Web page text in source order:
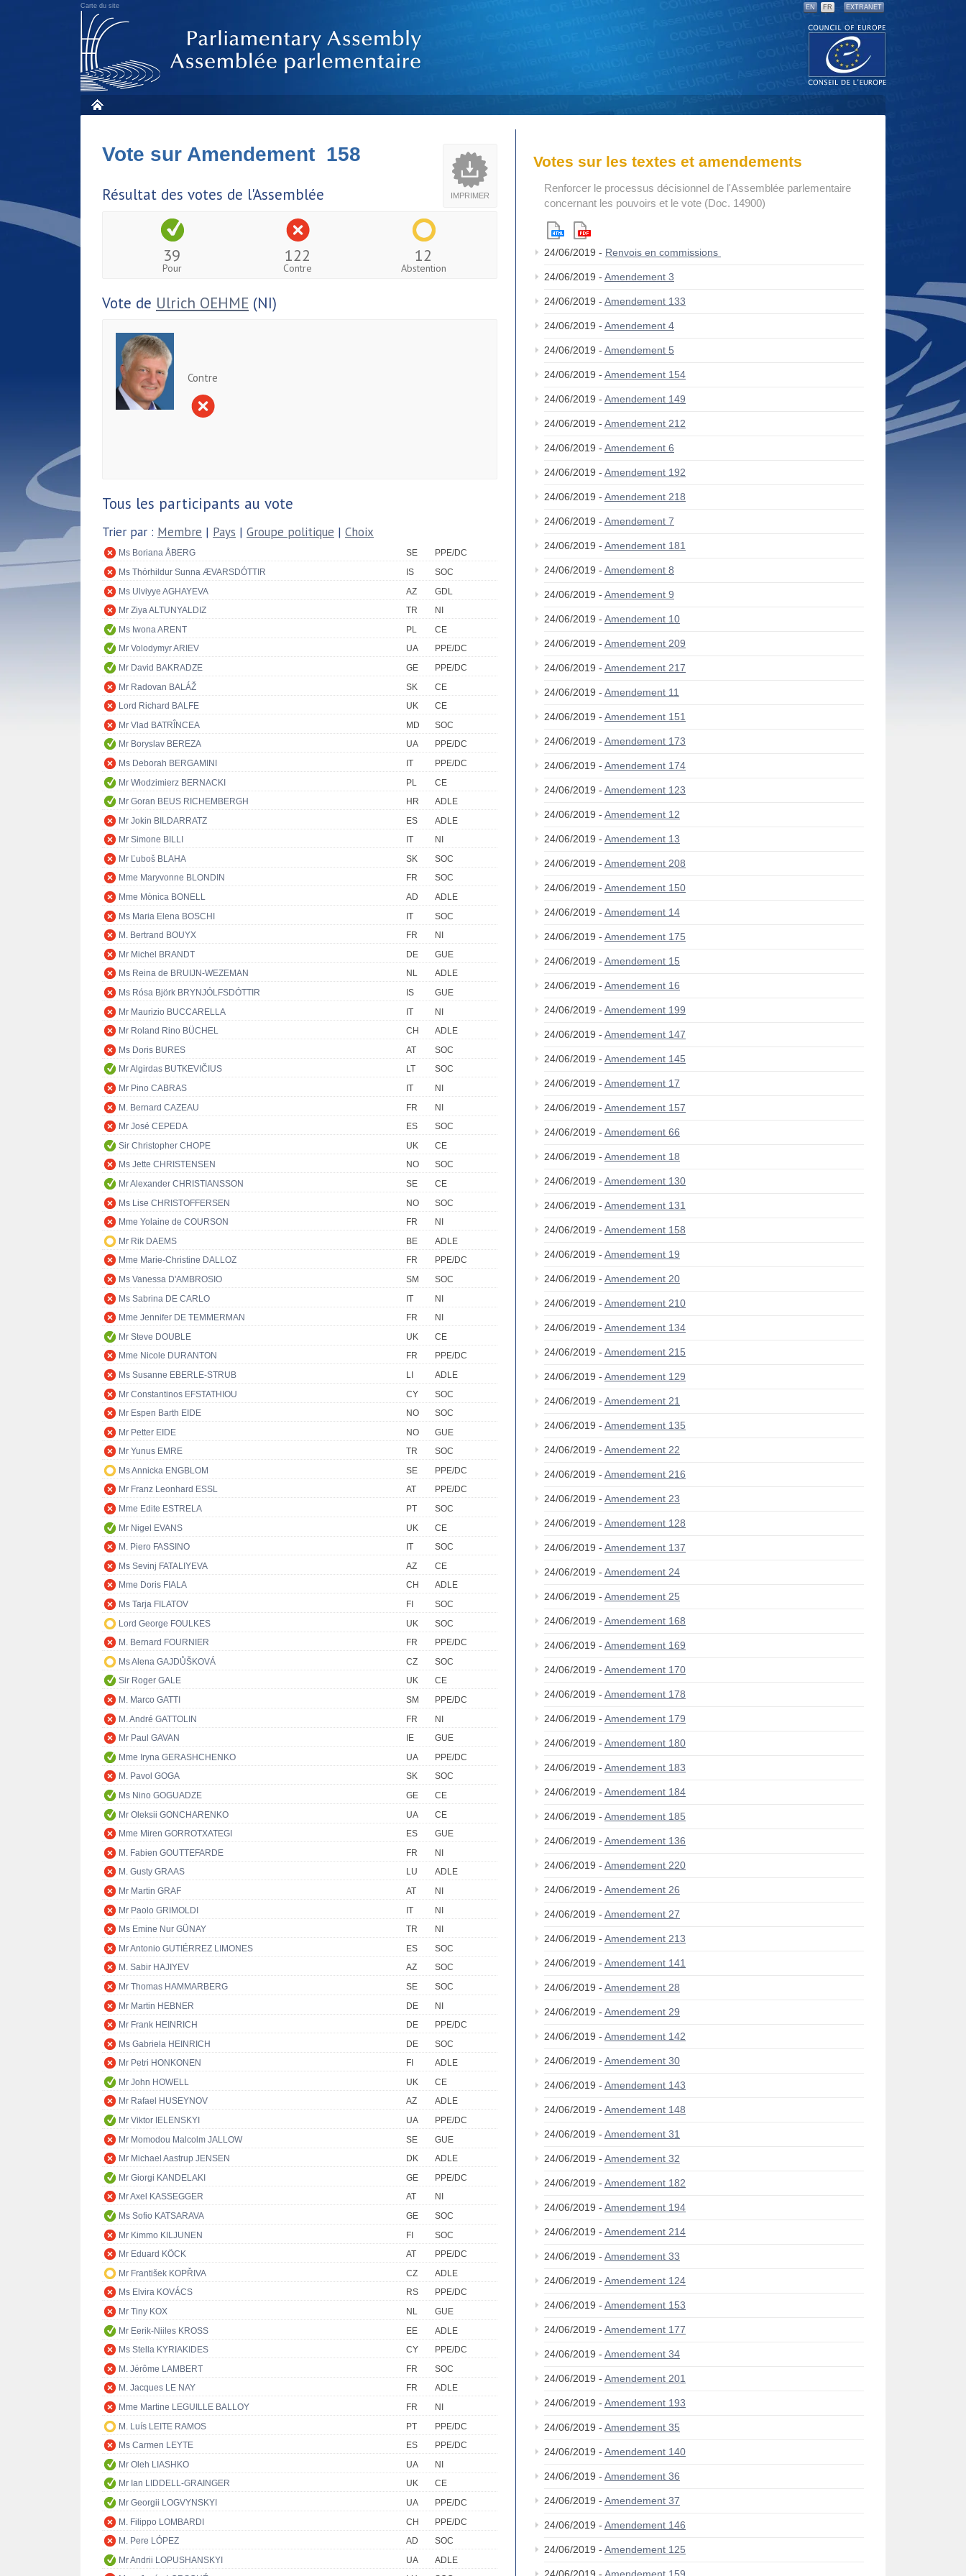
Carte du site EN FR EXTRANET
IMPRIMER
Vote sur Amendement 158
Résultat des votes de l'Assemblée
39
Pour
122
Contre
12
Abstention
Vote de Ulrich OEHME (NI)
Contre
Tous les participants au vote
Trier par : Membre | Pays | Groupe politique | Choix
Ms Boriana ÅBERG SE
PPE/DC
Ms Thórhildur Sunna ÆVARSDÓTTIR
IS
SOC
Ms Ulviyye AGHAYEVA
AZ
GDL
Mr Ziya ALTUNYALDIZ
TR
NI
Ms Iwona ARENT
PL
CE
Mr Volodymyr ARIEV
UA
PPE/DC
Mr David BAKRADZE
GE
PPE/DC
Mr Radovan BALÁŽ
SK
CE
Lord Richard BALFE
UK
CE
Mr Vlad BATRÎNCEA
MD
SOC
Mr Boryslav BEREZA
UA
PPE/DC
Ms Deborah BERGAMINI
IT
PPE/DC
Mr Włodzimierz BERNACKI
PL
CE
Mr Goran BEUS RICHEMBERGH
HR
ADLE
Mr Jokin BILDARRATZ
ES
ADLE
Mr Simone BILLI
IT
NI
Mr Ľuboš BLAHA
SK
SOC
Mme Maryvonne BLONDIN
FR
SOC
Mme Mònica BONELL
AD
ADLE
Ms Maria Elena BOSCHI
IT
SOC
M. Bertrand BOUYX
FR
NI
Mr Michel BRANDT
DE
GUE
Ms Reina de BRUIJN-WEZEMAN
NL
ADLE
Ms Rósa Björk BRYNJÓLFSDÓTTIR
IS
GUE
Mr Maurizio BUCCARELLA
IT
NI
Mr Roland Rino BÜCHEL
CH
ADLE
Ms Doris BURES
AT
SOC
Mr Algirdas BUTKEVIČIUS
LT
SOC
Mr Pino CABRAS
IT
NI
M. Bernard CAZEAU
FR
NI
Mr José CEPEDA
ES
SOC
Sir Christopher CHOPE
UK
CE
Ms Jette CHRISTENSEN
NO
SOC
Mr Alexander CHRISTIANSSON
SE
CE
Ms Lise CHRISTOFFERSEN
NO
SOC
Mme Yolaine de COURSON
FR
NI
Mr Rik DAEMS
BE
ADLE
Mme Marie-Christine DALLOZ
FR
PPE/DC
Ms Vanessa D'AMBROSIO
SM
SOC
Ms Sabrina DE CARLO
IT
NI
Mme Jennifer DE TEMMERMAN
FR
NI
Mr Steve DOUBLE
UK
CE
Mme Nicole DURANTON
FR
PPE/DC
Ms Susanne EBERLE-STRUB
LI
ADLE
Mr Constantinos EFSTATHIOU
CY
SOC
Mr Espen Barth EIDE
NO
SOC
Mr Petter EIDE
NO
GUE
Mr Yunus EMRE
TR
SOC
Ms Annicka ENGBLOM
SE
PPE/DC
Mr Franz Leonhard ESSL
AT
PPE/DC
Mme Edite ESTRELA
PT
SOC
Mr Nigel EVANS
UK
CE
M. Piero FASSINO
IT
SOC
Ms Sevinj FATALIYEVA
AZ
CE
Mme Doris FIALA
CH
ADLE
Ms Tarja FILATOV
FI
SOC
Lord George FOULKES
UK
SOC
M. Bernard FOURNIER
FR
PPE/DC
Ms Alena GAJDŮŠKOVÁ
CZ
SOC
Sir Roger GALE
UK
CE
M. Marco GATTI
SM
PPE/DC
M. André GATTOLIN
FR
NI
Mr Paul GAVAN
IE
GUE
Mme Iryna GERASHCHENKO
UA
PPE/DC
M. Pavol GOGA
SK
SOC
Ms Nino GOGUADZE
GE
CE
Mr Oleksii GONCHARENKO
UA
CE
Mme Miren GORROTXATEGI
ES
GUE
M. Fabien GOUTTEFARDE
FR
NI
M. Gusty GRAAS
LU
ADLE
Mr Martin GRAF
AT
NI
Mr Paolo GRIMOLDI
IT
NI
Ms Emine Nur GÜNAY
TR
NI
Mr Antonio GUTIÉRREZ LIMONES
ES
SOC
M. Sabir HAJIYEV
AZ
SOC
Mr Thomas HAMMARBERG
SE
SOC
Mr Martin HEBNER
DE
NI
Mr Frank HEINRICH
DE
PPE/DC
Ms Gabriela HEINRICH
DE
SOC
Mr Petri HONKONEN
FI
ADLE
Mr John HOWELL
UK
CE
Mr Rafael HUSEYNOV
AZ
ADLE
Mr Viktor IELENSKYI
UA
PPE/DC
Mr Momodou Malcolm JALLOW
SE
GUE
Mr Michael Aastrup JENSEN
DK
ADLE
Mr Giorgi KANDELAKI
GE
PPE/DC
Mr Axel KASSEGGER
AT
NI
Ms Sofio KATSARAVA
GE
SOC
Mr Kimmo KILJUNEN
FI
SOC
Mr Eduard KÖCK
AT
PPE/DC
Mr František KOPŘIVA
CZ
ADLE
Ms Elvira KOVÁCS
RS
PPE/DC
Mr Tiny KOX
NL
GUE
Mr Eerik-Niiles KROSS
EE
ADLE
Ms Stella KYRIAKIDES
CY
PPE/DC
M. Jérôme LAMBERT
FR
SOC
M. Jacques LE NAY
FR
ADLE
Mme Martine LEGUILLE BALLOY
FR
NI
M. Luís LEITE RAMOS
PT
PPE/DC
Ms Carmen LEYTE
ES
PPE/DC
Mr Oleh LIASHKO
UA
NI
Mr Ian LIDDELL-GRAINGER
UK
CE
Mr Georgii LOGVYNSKYI
UA
PPE/DC
M. Filippo LOMBARDI
CH
PPE/DC
M. Pere LÓPEZ
AD
SOC
Mr Andrii LOPUSHANSKYI
UA
ADLE
Votes sur les textes et amendements
Renforcer le processus décisionnel de l'Assemblée parlementaire
concernant les pouvoirs et le vote (Doc. 14900)
24/06/2019 - Renvois en commissions
24/06/2019 - Amendement 3
24/06/2019 - Amendement 133
24/06/2019 - Amendement 4
24/06/2019 - Amendement 5
24/06/2019 - Amendement 154
24/06/2019 - Amendement 149
24/06/2019 - Amendement 212
24/06/2019 - Amendement 6
24/06/2019 - Amendement 192
24/06/2019 - Amendement 218
24/06/2019 - Amendement 7
24/06/2019 - Amendement 181
24/06/2019 - Amendement 8
24/06/2019 - Amendement 9
24/06/2019 - Amendement 10
24/06/2019 - Amendement 209
24/06/2019 - Amendement 217
24/06/2019 - Amendement 11
24/06/2019 - Amendement 151
24/06/2019 - Amendement 173
24/06/2019 - Amendement 174
24/06/2019 - Amendement 123
24/06/2019 - Amendement 12
24/06/2019 - Amendement 13
24/06/2019 - Amendement 208
24/06/2019 - Amendement 150
24/06/2019 - Amendement 14
24/06/2019 - Amendement 175
24/06/2019 - Amendement 15
24/06/2019 - Amendement 16
24/06/2019 - Amendement 199
24/06/2019 - Amendement 147
24/06/2019 - Amendement 145
24/06/2019 - Amendement 17
24/06/2019 - Amendement 157
24/06/2019 - Amendement 66
24/06/2019 - Amendement 18
24/06/2019 - Amendement 130
24/06/2019 - Amendement 131
24/06/2019 - Amendement 158
24/06/2019 - Amendement 19
24/06/2019 - Amendement 20
24/06/2019 - Amendement 210
24/06/2019 - Amendement 134
24/06/2019 - Amendement 215
24/06/2019 - Amendement 129
24/06/2019 - Amendement 21
24/06/2019 - Amendement 135
24/06/2019 - Amendement 22
24/06/2019 - Amendement 216
24/06/2019 - Amendement 23
24/06/2019 - Amendement 128
24/06/2019 - Amendement 137
24/06/2019 - Amendement 24
24/06/2019 - Amendement 25
24/06/2019 - Amendement 168
24/06/2019 - Amendement 169
24/06/2019 - Amendement 170
24/06/2019 - Amendement 178
24/06/2019 - Amendement 179
24/06/2019 - Amendement 180
24/06/2019 - Amendement 183
24/06/2019 - Amendement 184
24/06/2019 - Amendement 185
24/06/2019 - Amendement 136
24/06/2019 - Amendement 220
24/06/2019 - Amendement 26
24/06/2019 - Amendement 27
24/06/2019 - Amendement 213
24/06/2019 - Amendement 141
24/06/2019 - Amendement 28
24/06/2019 - Amendement 29
24/06/2019 - Amendement 142
24/06/2019 - Amendement 30
24/06/2019 - Amendement 143
24/06/2019 - Amendement 148
24/06/2019 - Amendement 31
24/06/2019 - Amendement 32
24/06/2019 - Amendement 182
24/06/2019 - Amendement 194
24/06/2019 - Amendement 214
24/06/2019 - Amendement 33
24/06/2019 - Amendement 124
24/06/2019 - Amendement 153
24/06/2019 - Amendement 177
24/06/2019 - Amendement 34
24/06/2019 - Amendement 201
24/06/2019 - Amendement 193
24/06/2019 - Amendement 35
24/06/2019 - Amendement 140
24/06/2019 - Amendement 36
24/06/2019 - Amendement 37
24/06/2019 - Amendement 146
24/06/2019 - Amendement 125